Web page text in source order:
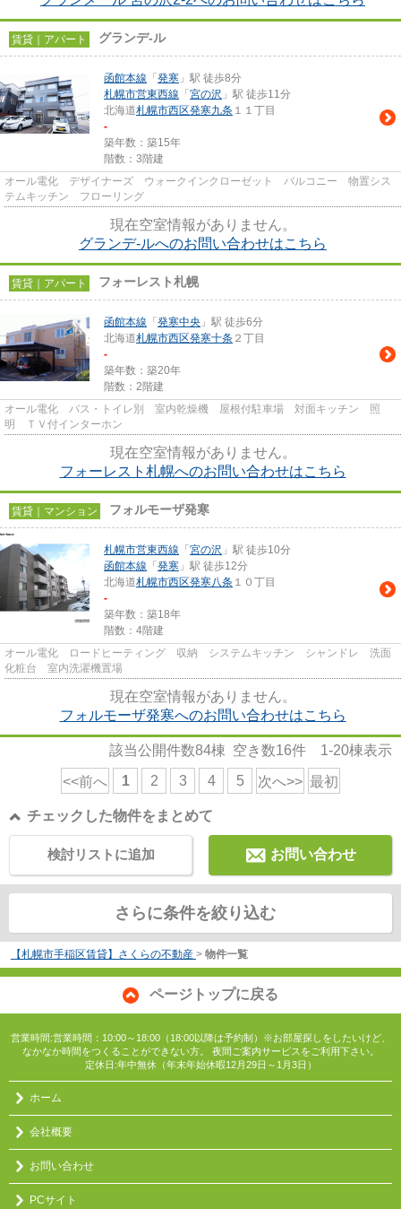
賃貸｜アパート グランデ-ル
函館本線 「 発寒 」駅 徒歩8分
札幌市営東西線 「 宮の沢 」駅 徒歩11分
北海道札幌市西区発寒九条 １１丁目
-
築年数：築15年
階数：3階建
オール電化 デザイナーズ ウォークインクローゼット バルコニー 物置シス
テムキッチン フローリング
現在空室情報がありません。
グランデ-ルへのお問い合わせはこちら
賃貸｜アパート フォーレスト札幌
函館本線 「 発寒中央 」駅 徒歩6分
北海道札幌市西区発寒十条 ２丁目
-
築年数：築20年
階数：2階建
オール電化 バス・トイレ別 室内乾燥機 屋根付駐車場 対面キッチン 照
明 ＴＶ付インターホン
現在空室情報がありません。
フォーレスト札幌へのお問い合わせはこちら
賃貸｜マンション フォルモーザ発寒
札幌市営東西線 「 宮の沢 」駅 徒歩10分
函館本線 「 発寒 」駅 徒歩12分
北海道札幌市西区発寒八条 １０丁目
-
築年数：築18年
階数：4階建
オール電化 ロードヒーティング 収納 システムキッチン シャンドレ 洗面
化粧台 室内洗濯機置場
現在空室情報がありません。
フォルモーザ発寒へのお問い合わせはこちら
該当公開件数84棟 空き数16件 1-20棟表示
<<前へ 1 2 3 4 5 次へ>> 最初
チェックした物件をまとめて
お問い合わせ
検討リストに追加
さらに条件を絞り込む
【札幌市手稲区賃貸】さくらの不動産 > 物件一覧
ページトップに戻る
営業時間:営業時間：10:00～18:00（18:00以降は予約制）※お部屋探しをしたいけど、
なかなか時間をつくることができない方。 夜間ご案内サービスをご利用下さい。
定休日:年中無休（年末年始休暇12月29日～1月3日）
ホーム
会社概要
お問い合わせ
PCサイト